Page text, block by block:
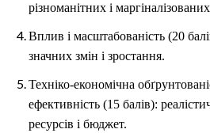
різноманітних і
Вплив і масштабованість (20
значних змін і зростання.
Техніко-економічна
ефективність (15 балів):
ресурсів і бюджет.